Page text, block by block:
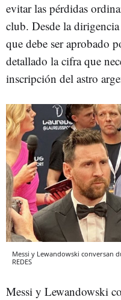
evitar las pérdidas
club. Desde la
que debe ser aprobado
detallado la cifra que
inscripción del astro
Messi y Lewandowski conversan
REDES
Messi y Lewandowski